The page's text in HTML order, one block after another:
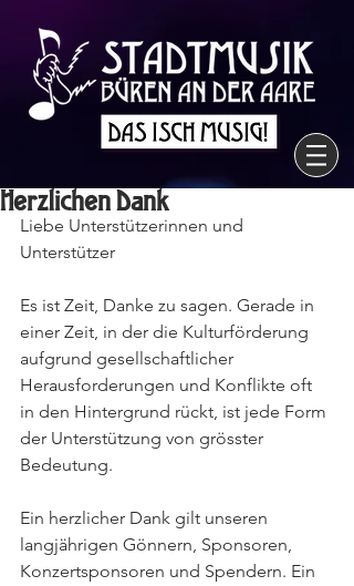
Herzlichen Dank
Liebe Unterstützerinnen und
Unterstützer
Es ist Zeit, Danke zu sagen. Gerade in
einer Zeit, in der die Kulturförderung
aufgrund gesellschaftlicher
Herausforderungen und Konflikte oft
in den Hintergrund rückt, ist jede Form
der Unterstützung von grösster
Bedeutung.
Ein herzlicher Dank gilt unseren
langjährigen Gönnern, Sponsoren,
Konzertsponsoren und Spendern. Ein